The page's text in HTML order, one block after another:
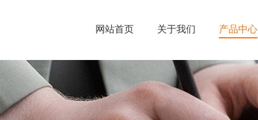
网站首页 关于我们 产品中心